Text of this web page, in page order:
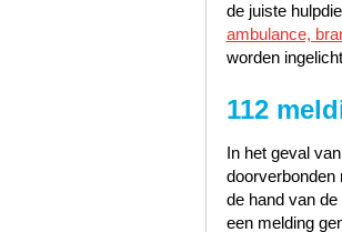
de juiste
ambulance,
worden
112
In het geval
doorverbonden
de hand van
een melding